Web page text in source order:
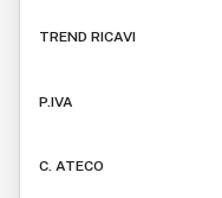
TREND RICAVI
P.IVA
C. ATECO